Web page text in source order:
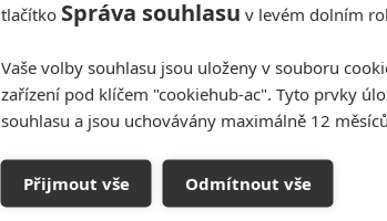
tlačítko Správa souhlasu v levém dolním
Vaše volby souhlasu jsou uloženy v souboru
zařízení pod klíčem "cookiehub-ac". Tyto prvky
souhlasu a jsou uchovávány maximálně 12
Přijmout vše Odmítnout vše